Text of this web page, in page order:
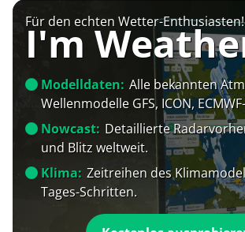
Für den echten Wetter-Enthusiasten!
I'm
Modelldaten: Alle bekannten
Wellenmodelle GFS, ICON,
Nowcast: Detaillierte
und Blitz weltweit.
Klima: Zeitreihen des
Tages-Schritten.